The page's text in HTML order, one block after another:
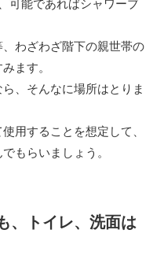
わざわざ階下の親世帯の
ます。
、そんなに場所はとりま
用することを想定して、
もらいましょう。
、トイレ、洗面は